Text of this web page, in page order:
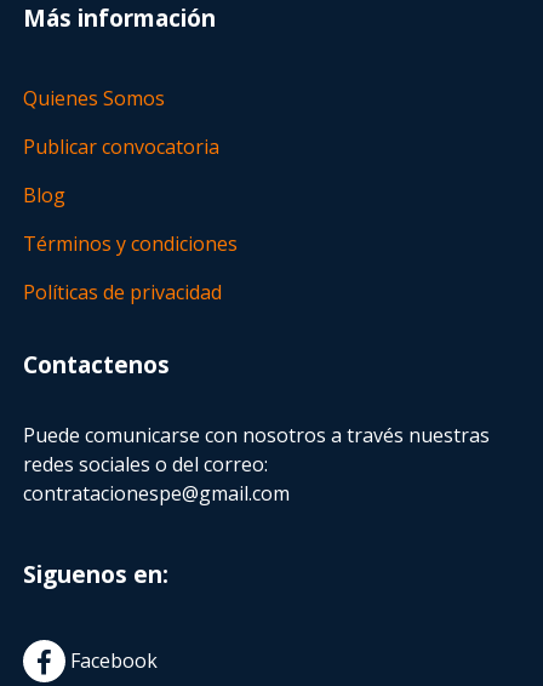
Más información
Quienes Somos
Publicar convocatoria
Blog
Términos y condiciones
Políticas de privacidad
Contactenos
Puede comunicarse con nosotros a través nuestras
redes sociales o del correo:
contratacionespe@gmail.com
Siguenos en:
Facebook